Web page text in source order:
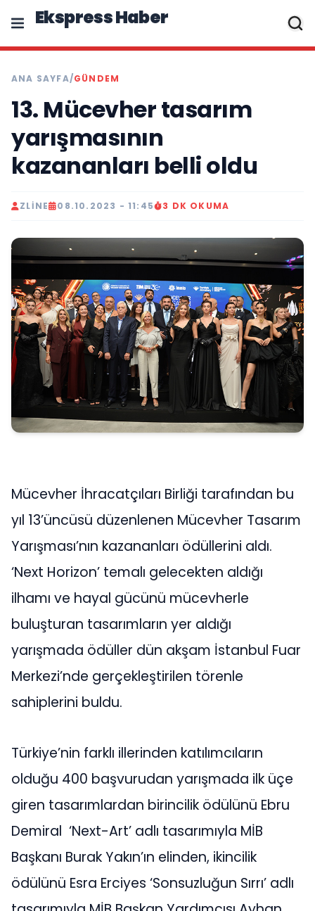
Ekspress Haber
ANA SAYFA/GÜNDEM
13. Mücevher tasarım
yarışmasının
kazananları belli oldu
ZLINE 08.10.2023 - 11:45 3 DK OKUMA
Mücevher İhracatçıları Birliği tarafından bu
yıl 13’üncüsü düzenlenen Mücevher Tasarım
Yarışması’nın kazananları ödüllerini aldı.
‘Next Horizon’ temalı gelecekten aldığı
ilhamı ve hayal gücünü mücevherle
buluşturan tasarımların yer aldığı
yarışmada ödüller dün akşam İstanbul Fuar
Merkezi’nde gerçekleştirilen törenle
sahiplerini buldu.
Türkiye’nin farklı illerinden katılımcıların
olduğu 400 başvurudan yarışmada ilk üçe
giren tasarımlardan birincilik ödülünü Ebru
Demiral ‘Next-Art’ adlı tasarımıyla MİB
Başkanı Burak Yakın’ın elinden, ikincilik
ödülünü Esra Erciyes ‘Sonsuzluğun Sırrı’ adlı